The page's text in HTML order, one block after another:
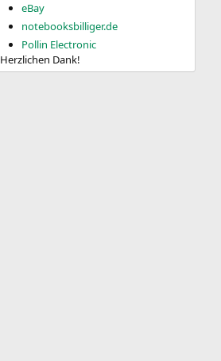
eBay
notebooksbilliger.de
Pollin Electronic
Herzlichen Dank!